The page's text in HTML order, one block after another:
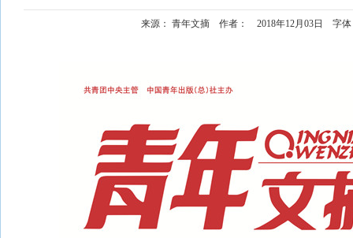
来源： 青年文摘 作者： 2018年12月03日 字体